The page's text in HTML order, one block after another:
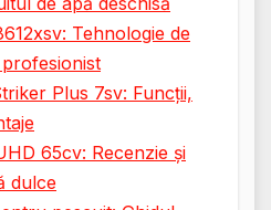
Tehnologie de
Plus 7sv: Funcții,
65cv: Recenzie și
dulce